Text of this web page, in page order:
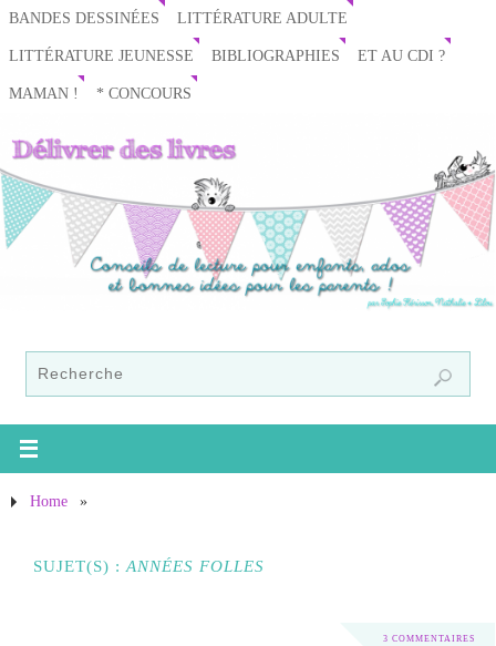
BANDES DESSINÉES LITTÉRATURE ADULTE
LITTÉRATURE JEUNESSE BIBLIOGRAPHIES ET AU CDI ?
MAMAN ! * CONCOURS
Home »
SUJET(S) : ANNÉES FOLLES
3 COMMENTAIRES